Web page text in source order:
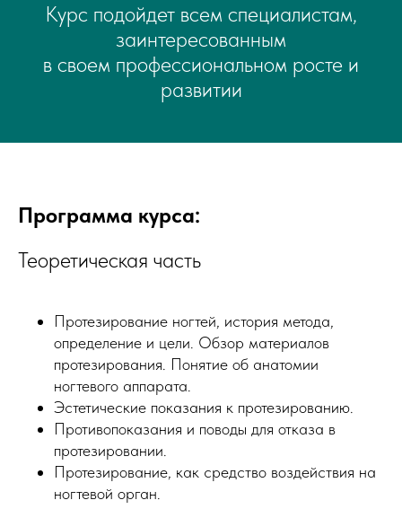
Курс подойдет всем специалистам,
заинтересованным
в своем профессиональном росте и
развитии
Программа курса:
Теоретическая часть
Протезирование ногтей, история метода,
определение и цели. Обзор материалов
протезирования. Понятие об анатомии
ногтевого аппарата.
Эстетические показания к протезированию.
Противопоказания и поводы для отказа в
протезировании.
Протезирование, как средство воздействия на
ногтевой орган.